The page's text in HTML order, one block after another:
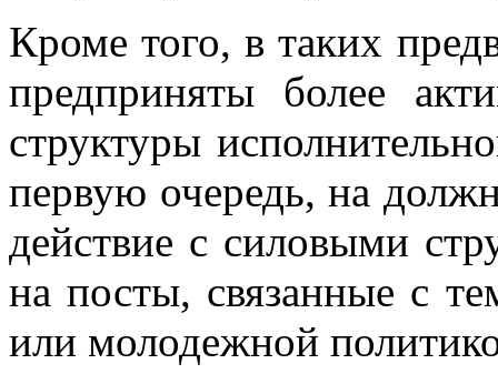
Кро­ме того, в та­ких
пред­при­ня­ты бо­лее
струк­ту­ры
первую оче­редь, на
дей­ствие с си­ло­вы­ми
на по­сты, свя­зан­ные с
или мо­ло­деж­ной